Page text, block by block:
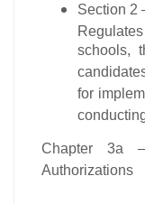
Section 2
schools,
for
Chapter 3a
Authorizations